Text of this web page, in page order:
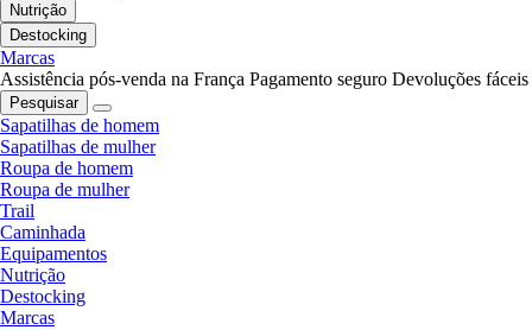
Nutrição
Destocking
Marcas
Assistência pós-venda na França Pagamento seguro Devoluções fáceis
Pesquisar
Sapatilhas de homem
Sapatilhas de mulher
Roupa de homem
Roupa de mulher
Trail
Caminhada
Equipamentos
Nutrição
Destocking
Marcas